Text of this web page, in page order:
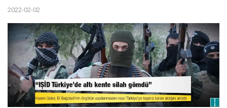
2022-02-02